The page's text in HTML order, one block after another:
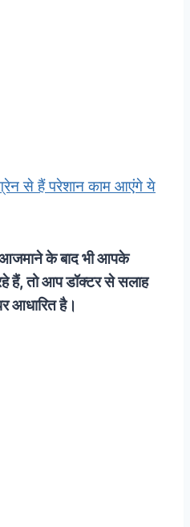
से हैं परेशान काम आएंगे ये
के बाद भी आपके
हैं, तो आप डॉक्टर से सलाह
आधारित है।